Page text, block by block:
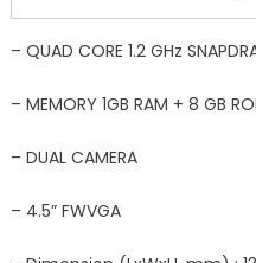
– QUAD CORE 1.2 GHz
– MEMORY 1GB RAM + 8 GB
– DUAL CAMERA
– 4.5” FWVGA